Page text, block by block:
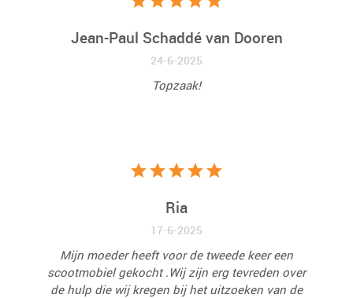
Jean-Paul Schaddé van Dooren
24-6-2025
Topzaak!
Ria
17-6-2025
Mijn moeder heeft voor de tweede keer een
scootmobiel gekocht .Wij zijn erg tevreden over
de hulp die wij kregen bij het uitzoeken van de